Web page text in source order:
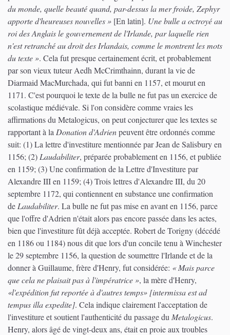
du monde, quelle beauté quand, par-dessus la mer froide, Zephyr
apporte d'heureuses nouvelles » [En latin]. Une bulle a octroyé au
roi des Anglais le gouvernement de l'Irlande, par laquelle rien
n'est retranché au droit des Irlandais, comme le montrent les mots
du texte ». Cela fut presque certainement écrit, et probablement
par son vieux tuteur Aedh McCrimthainn, durant la vie de
Diarmaid MacMurchada, qui fut banni en 1157, et mourut en
1171. C'est pourquoi le texte de la bulle ne fut pas un exercice de
scolastique médiévale. Si l'on considère comme vraies les
affirmations du Metalogicus, on peut conjecturer que les textes se
rapportant à la Donation d'Adrienpeuvent être ordonnés comme
suit: (1) La lettre d'investiture mentionnée par Jean de Salisbury en
1156; (2) Laudabiliter, préparée probablement en 1156, et publiée
en 1159; (3) Une confirmation de la Lettre d'Investiture par
Alexandre III en 1159; (4) Trois lettres d'Alexandre III, du 20
septembre 1172, qui contiennent en substance une confirmation
de Laudabiliter. La bulle ne fut pas mise en avant en 1156, parce
que l'offre d'Adrien n'était alors pas encore passée dans les actes,
bien que l'investiture fût déjà acceptée. Robert de Torigny (décédé
en 1186 ou 1184) nous dit que lors d'un concile tenu à Winchester
le 29 septembre 1156, la question de soumettre l'Irlande et de la
donner à Guillaume, frère d'Henry, fut considérée: « Mais parce
que cela ne plaisait pas à l'impératrice », la mère d'Henry,
«l'expédition fut reportée à d'autres temps» [intermissa est ad
tempus illa expedite]. Cela indique clairement l'acceptation de
l'investiture et soutient l'authenticité du passage du Metalogicus.
Henry, alors âgé de vingt-deux ans, était en proie aux troubles